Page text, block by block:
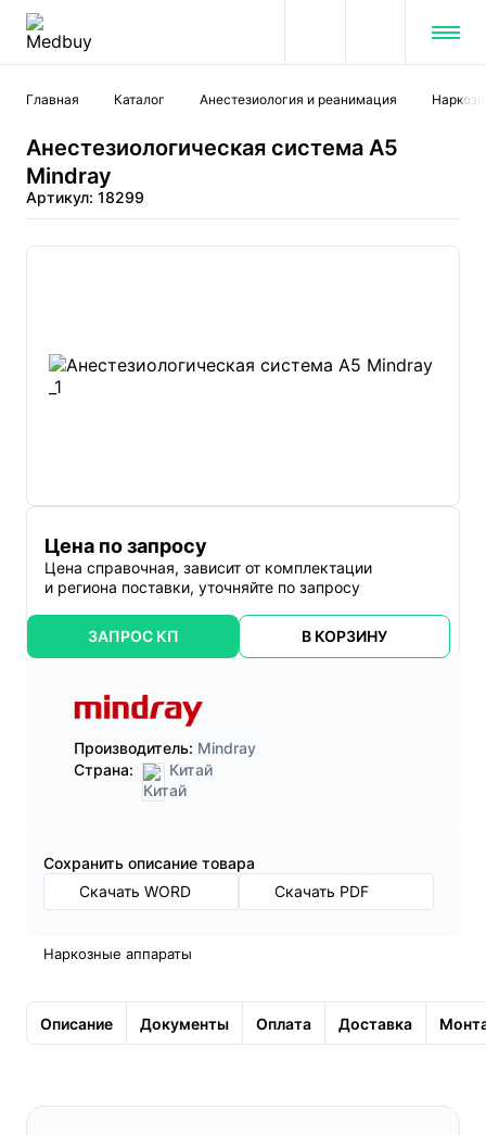
Главная Каталог Анестезиология и реанимация
Анестезиологическая система A5
Mindray
Артикул: 18299
Цена по запросу
Цена справочная, зависит от комплектации
и региона поставки, уточняйте по запросу
ЗАПРОС КП В КОРЗИНУ
Производитель: Mindray
Страна:
Китай
Cохранить описание товара
Скачать WORD
Скачать PDF
Наркозные аппараты
Описание Документы Оплата Доставка